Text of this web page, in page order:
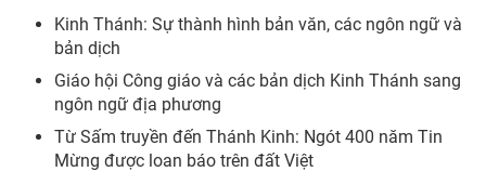
Kinh Thánh: Sự thành hình bản văn, các ngôn ngữ và
bản dịch
Giáo hội Công giáo và các bản dịch Kinh Thánh sang
ngôn ngữ địa phương
Từ Sấm truyền đến Thánh Kinh: Ngót 400 năm Tin
Mừng được loan báo trên đất Việt